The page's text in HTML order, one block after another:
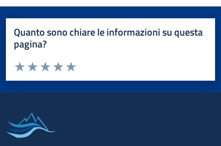
Quanto sono chiare le informazioni su questa
pagina?
Valuta da 1 a 5 stelle la pagina
Valuta 5 stelle su 5
Valuta 4 stelle su 5
Valuta 3 stelle su 5
Valuta 2 stelle su 5
Valuta 1 stelle su 5